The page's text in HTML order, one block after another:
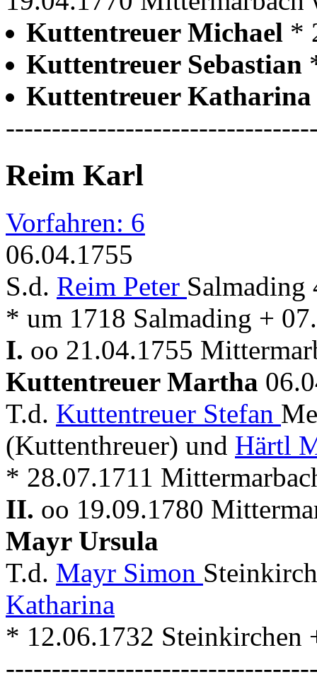
Kuttentreuer Michael *
Kuttentreuer Sebastian
Kuttentreuer
Reim Karl
Vorfahren: 6
06.04.1755
S.d. Reim Peter Salmading
* um 1718 Salmading +
I. oo 21.04.1755
Kuttentreuer Martha
T.d. Kuttentreuer Stefan
(Kuttenthreuer) und Härtl
* 28.07.1711
II. oo 19.09.1780
Mayr Ursula
T.d. Mayr Simon
Katharina
* 12.06.1732 Steinkirchen